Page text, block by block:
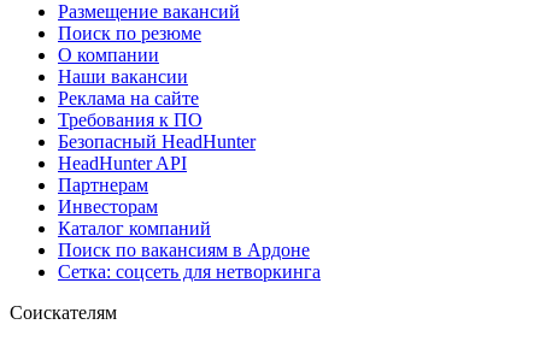
Размещение вакансий
Поиск по резюме
О компании
Наши вакансии
Реклама на сайте
Требования к ПО
Безопасный HeadHunter
HeadHunter API
Партнерам
Инвесторам
Каталог компаний
Поиск по вакансиям в Ардоне
Сетка: соцсеть для нетворкинга
Соискателям